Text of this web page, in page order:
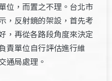
位，而置之不理。台北市
，反射鏡的架設，首先考
，再從各路段角度來決定
責單位自行評估進行維
通局處理。